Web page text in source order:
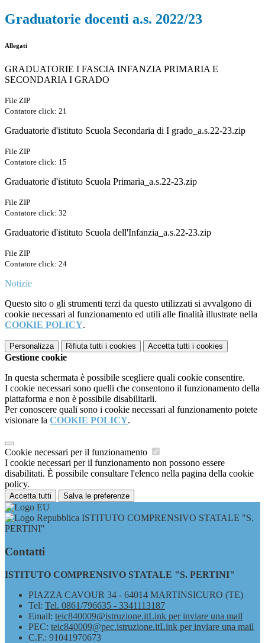
Graduatorie docenti a.s. 2022/23
Allegati
GRADUATORIE I FASCIA INFANZIA PRIMARIA E
SECONDARIA I GRADO
File ZIP
Contatore click: 21
Graduatorie d'istituto Scuola Secondaria di I grado_a.s.22-23.zip
File ZIP
Contatore click: 15
Graduatorie d'istituto Scuola Primaria_a.s.22-23.zip
File ZIP
Contatore click: 32
Graduatorie d'istituto Scuola dell'Infanzia_a.s.22-23.zip
File ZIP
Contatore click: 24
Notizie
Questo sito o gli strumenti terzi da questo utilizzati si avvalgono di
cookie necessari al funzionamento ed utili alle finalità illustrate nella
COOKIE POLICY.
Personalizza Rifiuta tutti i cookies Accetta tutti i cookies
Gestione cookie
In questa schermata è possibile scegliere quali cookie consentire.
I cookie necessari sono quelli che consentono il funzionamento della
piattaforma e non è possibile disabilitarli.
Per conoscere quali sono i cookie necessari al funzionamento potete
visionare la COOKIE POLICY.
Cookie necessari per il funzionamento
I cookie necessari per il funzionamento non possono essere
disabilitati. È possibile consultare l'elenco nella pagina della cookie
policy.
Accetta tutti Salva le preferenze
ISTITUTO COMPRENSIVO STATALE "S.
PERTINI"
Contatti
ISTITUTO COMPRENSIVO STATALE "S. PERTINI"
PIAZZA CAVOUR 34 - 64014 MARTINSICURO (TE)
Tel: Tel. 0861/796635 - 3341113187
Email: teic840009@istruzione.itLink per inviare una mail
PEC: teic840009@pec.istruzione.itLink per inviare una mail
C.F.: 91041970673